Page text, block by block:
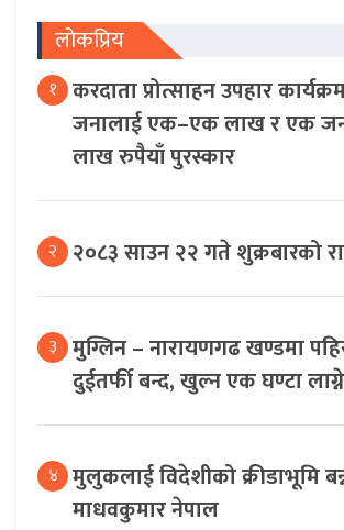
लोकप्रिय
१ करदाता प्रोत्साहन उपहार
जनालाई एक–एक लाख र एक
लाख रुपैयाँ पुरस्कार
२ २०८३ साउन २२ गते शुक्रबारको
३ मुग्लिन – नारायणगढ खण्डमा
दुईतर्फी बन्द, खुल्न एक घण्टा
४ मुलुकलाई विदेशीको क्रीडाभूमि
माधवकुमार नेपाल